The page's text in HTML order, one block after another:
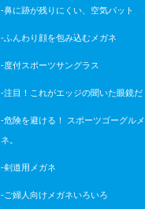
-鼻に跡が残りにくい、空気パット
-ふんわり顔を包み込むメガネ
-度付スポーツサングラス
-注目！これがエッジの聞いた眼鏡だ
-危険を避ける！ スポーツゴーグル
ネ。
-剣道用メガネ
-ご婦人向けメガネいろいろ